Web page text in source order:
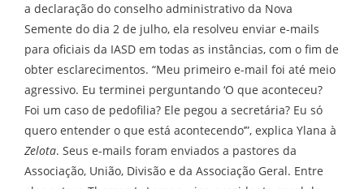
a declaração do conselho administrativo da Nova
Semente do dia 2 de julho, ela resolveu enviar e-mails
para oficiais da IASD em todas as instâncias, com o fim de
obter esclarecimentos. “Meu primeiro e-mail foi até meio
agressivo. Eu terminei perguntando ‘O que aconteceu?
Foi um caso de pedofilia? Ele pegou a secretária? Eu só
quero entender o que está acontecendo’”, explica Ylana à
Zelota. Seus e-mails foram enviados a pastores da
Associação, União, Divisão e da Associação Geral. Entre